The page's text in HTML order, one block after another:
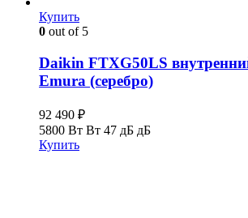
Купить
0 out of 5
Daikin FTXG50LS
Emura (серебро)
92 490 ₽
5800 Вт Вт 47 дБ дБ
Купить